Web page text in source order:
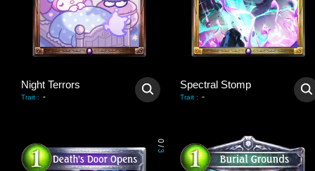
Night Terrors
Trait : -
Spectral Stomp
Trait : -
0
/
3